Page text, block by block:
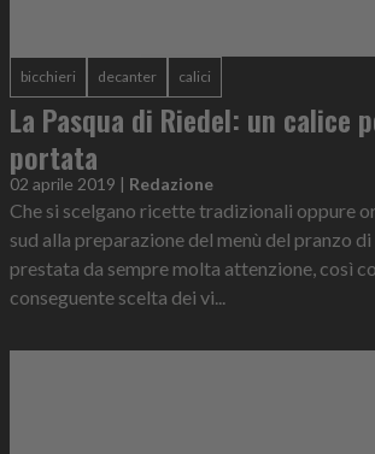
bicchieri decanter calici
La Pasqua di Riedel: un calice
portata
02 aprile 2019 | Redazione
Che si scelgano ricette tradizionali oppure
sud alla preparazione del menù del pranzo di
prestata da sempre molta attenzione, così
conseguente scelta dei vi...